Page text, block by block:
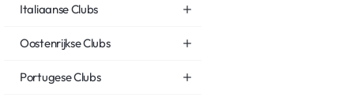
Italiaanse Clubs
Oostenrijkse Clubs
Portugese Clubs